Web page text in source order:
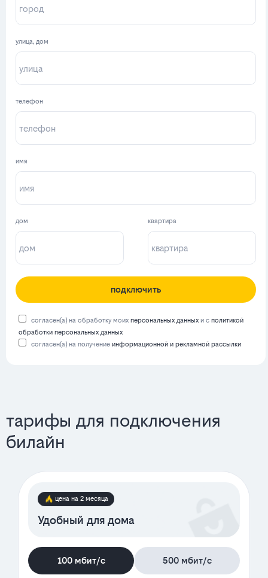
улица, дом
телефон
имя
дом квартира
подключить
согласен(а) на обработку моих персональных данных и с политикой
обработки персональных данных
согласен(а) на получение информационной и рекламной рассылки
тарифы для подключения
билайн
цена на 2 месяца
Удобный для дома
100 мбит/с 500 мбит/с